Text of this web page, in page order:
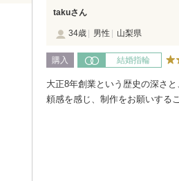
takuさん
34歳 男性 山梨県
購入 結婚指輪
大正8年創業という歴史の深さ
頼感を感じ、制作をお願いする